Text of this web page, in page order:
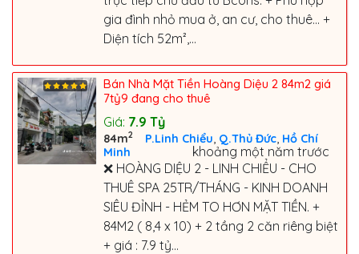
gia đình nhỏ mua ở, an cư, cho thuê... +
Diện tích 52m²,...
Bán Nhà Mặt Tiền Hoàng Diệu 2 84m2 giá
7tỷ9 đang cho thuê
Giá: 7.9 Tỷ
84m2 P.Linh Chiểu Q.Thủ Đức Hồ Chí
Minh
khoảng một năm trước
❌ HOÀNG DIỆU 2 - LINH CHIỂU - CHO
THUÊ SPA 25TR/THÁNG - KINH DOANH
SIÊU ĐỈNH - HẺM TO HƠN MẶT TIỀN. +
84M2 ( 8,4 x 10) + 2 tầng 2 căn riêng biệt
+ giá : 7.9 tỷ...